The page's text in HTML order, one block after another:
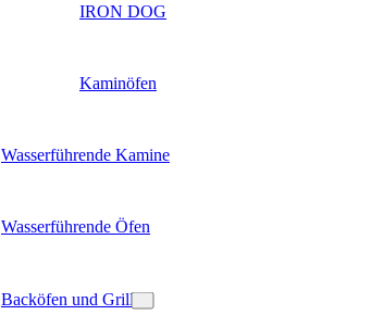
IRON DOG
Kaminöfen
Wasserführende Kamine
Wasserführende Öfen
Backöfen und Grill